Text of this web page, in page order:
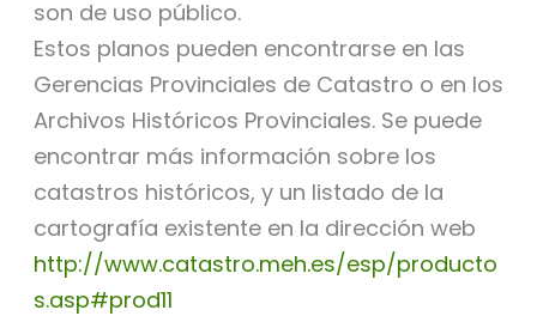
son de uso público.
Estos planos pueden encontrarse en las
Gerencias Provinciales de Catastro o en los
Archivos Históricos Provinciales. Se puede
encontrar más información sobre los
catastros históricos, y un listado de la
cartografía existente en la dirección web
http://www.catastro.meh.es/esp/producto
s.asp#prod11